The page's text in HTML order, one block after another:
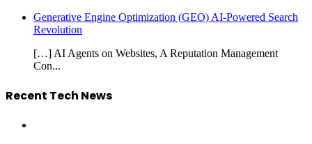
Generative Engine Optimization (GEO) AI-Powered Search
Revolution
[…] AI Agents on Websites, A Reputation Management
Con...
Recent Tech News